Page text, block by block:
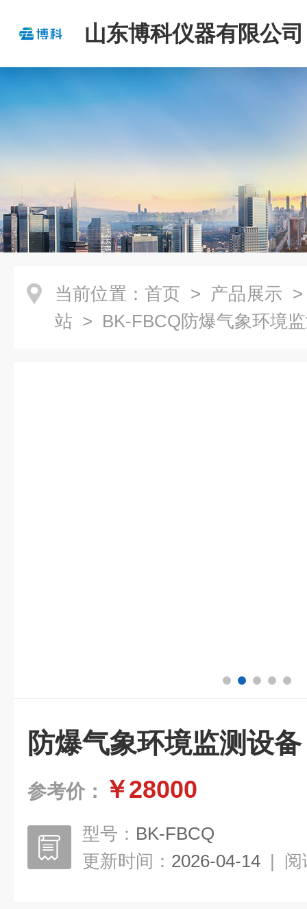
山东博科仪器有限公司
当前位置： 首页 > 产品展示
站 > BK-FBCQ防爆气象环境
防爆气象环境监测设备
参考价： ￥28000
型号： BK-FBCQ
更新时间： 2026-04-14 | 阅